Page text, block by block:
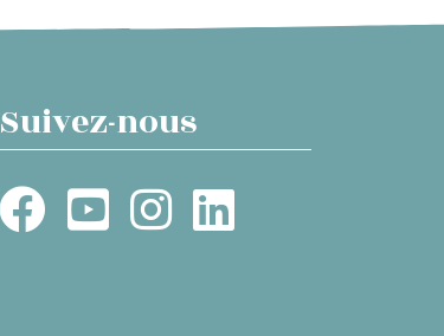
Suivez-nous